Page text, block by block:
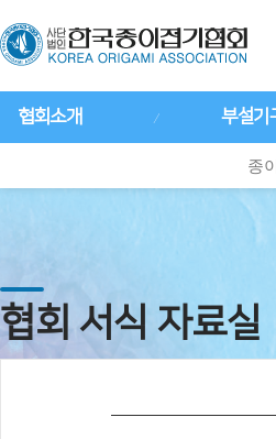
협회소개 부설기
종
협회 서식 자료실